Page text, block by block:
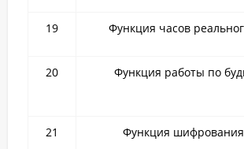
19 Функция часов
20 Функция работы по
21 Функция